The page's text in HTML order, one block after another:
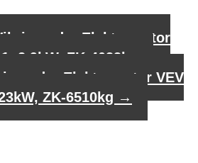
Elektromotor
2,9kW, ZK-4033kg
Elektromotor VEV
ZK-6510kg →